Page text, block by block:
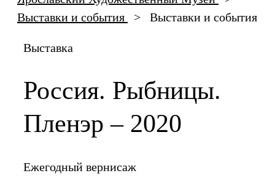
Выставки и события
> Выставки и события
Выставка
Россия. Рыбницы.
Пленэр – 2020
Ежегодный вернисаж